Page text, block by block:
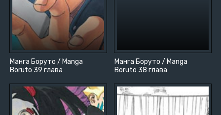
Манга Боруто / Manga
Boruto 39 глава
Манга Боруто / Manga
Boruto 38 глава